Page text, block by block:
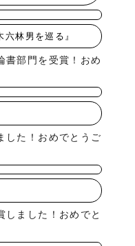
林男を巡る』
書部門を受賞！おめ
した！おめでとうご
ました！おめでと